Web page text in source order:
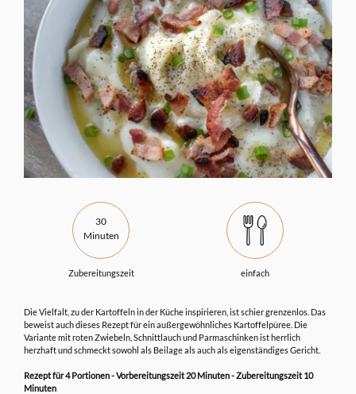
30
Minuten
Zubereitungszeit einfach
Die Vielfalt, zu der Kartoffeln in der Küche inspirieren, ist schier grenzenlos. Das
beweist auch dieses Rezept für ein außergewöhnliches Kartoffelpüree. Die
Variante mit roten Zwiebeln, Schnittlauch und Parmaschinken ist herrlich
herzhaft und schmeckt sowohl als Beilage als auch als eigenständiges Gericht.
Rezept für 4 Portionen - Vorbereitungszeit 20 Minuten - Zubereitungszeit 10
Minuten